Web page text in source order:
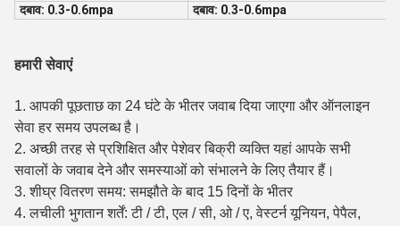
दबाव: 0.3-0.6mpa
दबाव: 0.3-0.6mpa
हमारी सेवाएं
1. आपकी पूछताछ का 24 घंटे के भीतर जवाब दिया जाएगा और ऑनलाइन
सेवा हर समय उपलब्ध है।
2. अच्छी तरह से प्रशिक्षित और पेशेवर बिक्री व्यक्ति यहां आपके सभी
सवालों के जवाब देने और समस्याओं को संभालने के लिए तैयार हैं।
3. शीघ्र वितरण समय: समझौते के बाद 15 दिनों के भीतर
4. लचीली भुगतान शर्तें: टी / टी, एल / सी, ओ / ए, वेस्टर्न यूनियन, पेपैल,